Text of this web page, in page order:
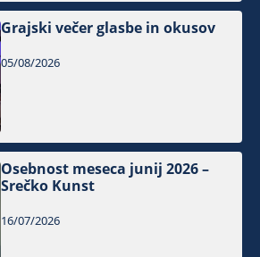
Grajski večer glasbe in okusov
05/08/2026
Osebnost meseca junij 2026 –
Srečko Kunst
16/07/2026